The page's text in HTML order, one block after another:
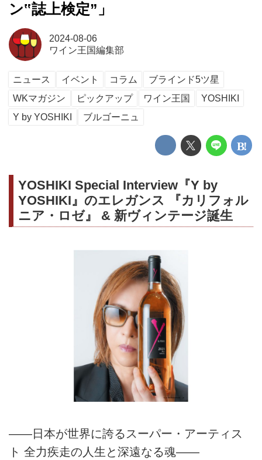
ン‟誌上検定”」
2024-08-06
ワイン王国編集部
ニュース イベント コラム
ブラインド5ツ星
WKマガジン
ピックアップ ワイン王国
YOSHIKI
Y by YOSHIKI
ブルゴーニュ
YOSHIKI Special Interview『Y by
YOSHIKI』のエレガンス 『カリフォル
ニア・ロゼ』 & 新ヴィンテージ誕生
——日本が世界に誇るスーパー・アーティス
ト 全力疾走の人生と深遠なる魂——